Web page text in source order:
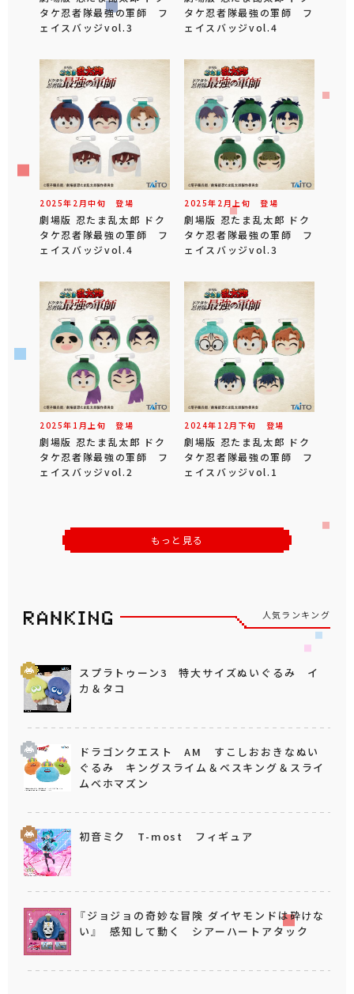
タケ忍者隊最強の軍師 フ
ェイスバッジvol.3
タケ忍者隊最強の軍師 フ
ェイスバッジvol.4
2025年 2 月中旬 登場
劇場版 忍たま乱太郎 ドク
タケ忍者隊最強の軍師 フ
ェイスバッジvol.4
2025年 2 月 上旬 登場
劇場版 忍たま乱太郎 ドク
タケ忍者隊最強の軍師 フ
ェイスバッジvol.3
2025年 1 月 上旬 登場
劇場版 忍たま乱太郎 ドク
タケ忍者隊最強の軍師 フ
ェイスバッジvol.2
2024年 12 月 下旬 登場
劇場版 忍たま乱太郎 ドク
タケ忍者隊最強の軍師 フ
ェイスバッジvol.1
もっと見る
人気ランキング
スプラトゥーン3 特大サイズぬいぐるみ イ
カ＆タコ
ドラゴンクエスト AM すこしおおきなぬい
ぐるみ キングスライム＆ベスキング＆スライ
ムベホマズン
初音ミク T-most フィギュア
『ジョジョの奇妙な冒険 ダイヤモンドは砕けな
い』 感知して動く シアーハートアタック